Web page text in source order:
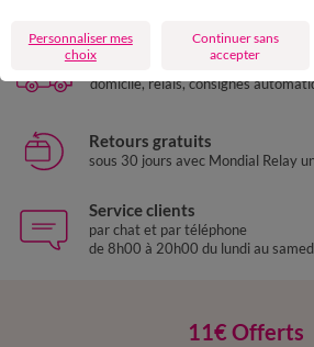
Livraison express
domicile, relais, consignes
Retours gratuits
sous 30 jours avec Mondial Relay
Service clients
par chat et par téléphone
de 8h00 à 20h00 du lundi au
11€ Offerts
Personnaliser mes
choix
Continuer sans
accepter